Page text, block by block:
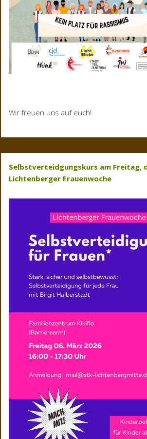
Wir freuen uns auf euch!
Selbstverteidgungskurs am Freitag,
Lichtenberger Frauenwoche